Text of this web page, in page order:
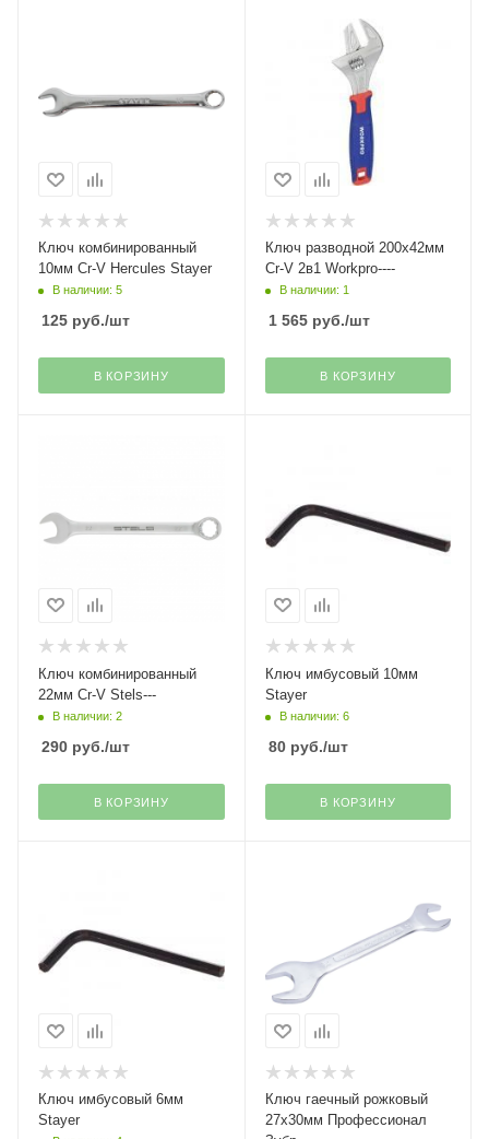
Ключ комбинированный
10мм Cr-V Hercules Stayer
В наличии: 5
125 руб./шт
В КОРЗИНУ
Ключ разводной 200х42мм
Cr-V 2в1 Workpro----
В наличии: 1
1 565руб./шт
В КОРЗИНУ
Ключ комбинированный
22мм Cr-V Stels---
В наличии: 2
290 руб./шт
В КОРЗИНУ
Ключ имбусовый 10мм
Stayer
В наличии: 6
80руб./шт
В КОРЗИНУ
Ключ имбусовый 6мм
Stayer
Ключ гаечный рожковый
27х30мм Профессионал